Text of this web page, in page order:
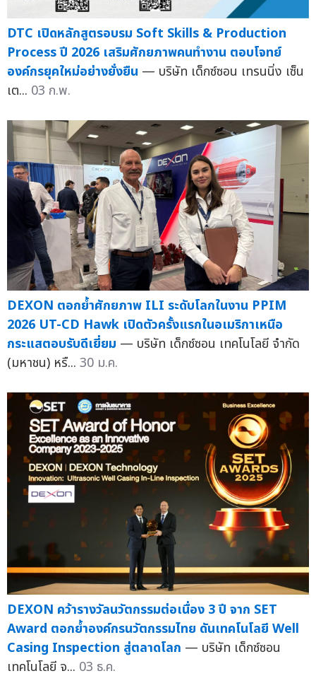
DTC เปิดหลักสูตรอบรม Soft Skills & Production
Process ปี 2026 เสริมศักยภาพคนทำงาน ตอบโจทย์
องค์กรยุคใหม่อย่างยั่งยืน — บริษัท เด็กซ์ซอน เทรนนิ่ง เซ็น
เต... 03 ก.พ.
DEXON ตอกย้ำศักยภาพ ILI ระดับโลกในงาน PPIM
2026 UT-CD Hawk เปิดตัวครั้งแรกในอเมริกาเหนือ
กระแสตอบรับดีเยี่ยม — บริษัท เด็กซ์ซอน เทคโนโลยี จำกัด
(มหาชน) หรื... 30 ม.ค.
DEXON คว้ารางวัลนวัตกรรมต่อเนื่อง 3 ปี จาก SET
Award ตอกย้ำองค์กรนวัตกรรมไทย ดันเทคโนโลยี Well
Casing Inspection สู่ตลาดโลก — บริษัท เด็กซ์ซอน
เทคโนโลยี จ... 03 ธ.ค.